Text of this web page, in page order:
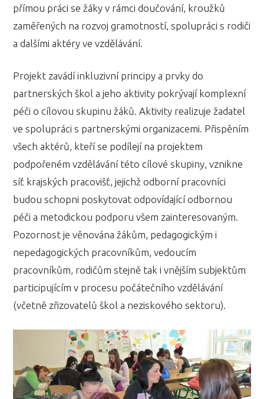
přímou práci se žáky v rámci doučování, kroužků
zaměřených na rozvoj gramotností, spolupráci s rodiči
a dalšími aktéry ve vzdělávání.
Projekt zavádí inkluzivní principy a prvky do
partnerských škol a jeho aktivity pokrývají komplexní
péči o cílovou skupinu žáků. Aktivity realizuje žadatel
ve spolupráci s partnerskými organizacemi. Přispěním
všech aktérů, kteří se podílejí na projektem
podpořeném vzdělávání této cílové skupiny, vznikne
síť krajských pracovišť, jejichž odborní pracovníci
budou schopni poskytovat odpovídající odbornou
péči a metodickou podporu všem zainteresovaným.
Pozornost je věnována žákům, pedagogickým i
nepedagogických pracovníkům, vedoucím
pracovníkům, rodičům stejně tak i vnějším subjektům
participujícím v procesu počátečního vzdělávání
(včetně zřizovatelů škol a neziskového sektoru).